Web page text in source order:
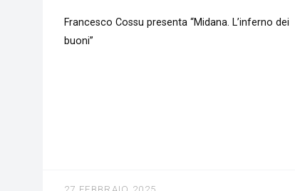
Francesco Cossu presenta “Midana. L’inferno dei
buoni”